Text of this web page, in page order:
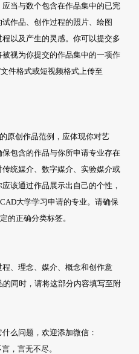
当与数个包含在作品集中的已完
作品、创作过程的照片、绘图
以及产生的灵感。你可以提交多
视为你提交的作品集中的一项作
件格式或短视频格式上传至
原创作品范例，应体现你对艺
包含的作品与你所申请专业存在
统媒介、数字媒介、实验媒介或
该通过作品展示出自己的个性，
大学学习申请的专业。请确保
的正确分类标签。
、理念、媒介、概念和创作意
同时，请将这部分内容填写至附
么问题，欢迎添加微信：
，言无不尽。